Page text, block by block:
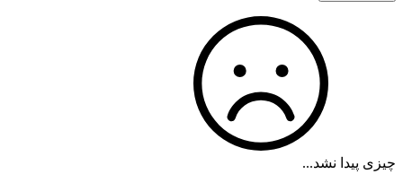
چیزی پیدا نشد...